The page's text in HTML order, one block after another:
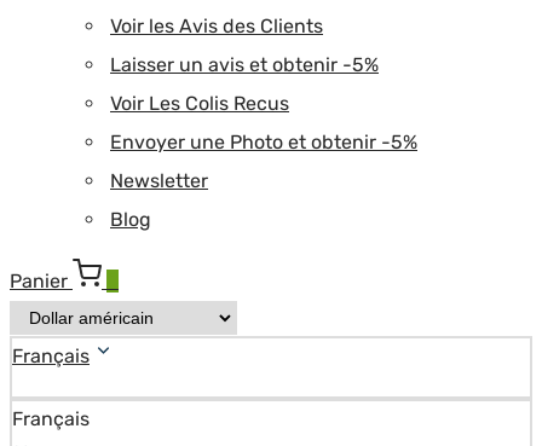
Voir les Avis des Clients
Laisser un avis et obtenir -5%
Voir Les Colis Recus
Envoyer une Photo et obtenir -5%
Newsletter
Blog
Panier
Français
Français